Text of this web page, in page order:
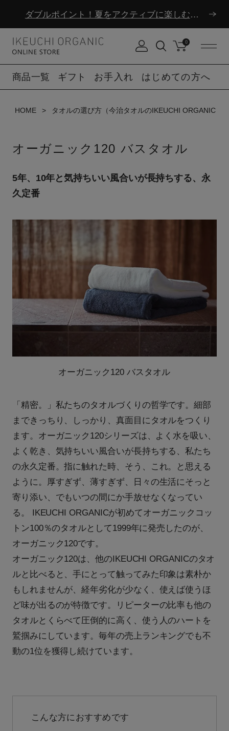
ダブルポイント！夏をアクティブに楽しむ夏タオル
夏季休業のお知らせ
ダブルポイント！夏をアクティブに楽しむ夏タオル
0
商品一覧 ギフト お手入れ はじめての方へ
HOME タオルの選び方（今治タオルのIKEUCHI ORGANIC）
オーガニック120 バスタオル
5年、10年と気持ちいい風合いが長持ちする、永
久定番
オーガニック120 バスタオル
「精密。」私たちのタオルづくりの哲学です。細部
まできっちり、しっかり、真面目にタオルをつくり
ます。オーガニック120シリーズは、よく水を吸い、
よく乾き、気持ちいい風合いが長持ちする、私たち
の永久定番。指に触れた時、そう、これ。と思える
ように。厚すぎず、薄すぎず、日々の生活にそっと
寄り添い、でもいつの間にか手放せなくなってい
る。 IKEUCHI ORGANICが初めてオーガニックコッ
トン100％のタオルとして1999年に発売したのが、
オーガニック120です。
オーガニック120は、他のIKEUCHI ORGANICのタオ
ルと比べると、手にとって触ってみた印象は素朴か
もしれませんが、経年劣化が少なく、使えば使うほ
ど味が出るのが特徴です。リピーターの比率も他の
タオルとくらべて圧倒的に高く、使う人のハートを
鷲掴みにしています。毎年の売上ランキングでも不
動の1位を獲得し続けています。
こんな方におすすめです